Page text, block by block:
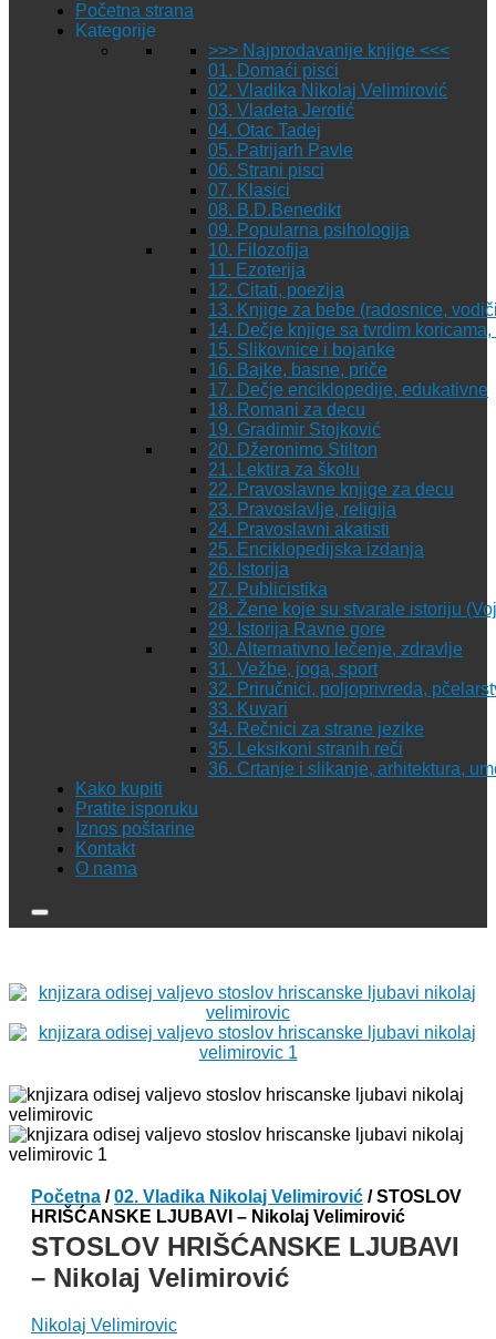
Početna strana
Kategorije
>>> Najprodavanije knjige <<<
01. Domaći pisci
02. Vladika Nikolaj Velimirović
03. Vladeta Jerotić
04. Otac Tadej
05. Patrijarh Pavle
06. Strani pisci
07. Klasici
08. B.D.Benedikt
09. Popularna psihologija
10. Filozofija
11. Ezoterija
12. Citati, poezija
13. Knjige za bebe (radosnice,
14. Dečje knjige sa tvrdim
15. Slikovnice i bojanke
16. Bajke, basne, priče
17. Dečje enciklopedije, edukativne
18. Romani za decu
19. Gradimir Stojković
20. Džeronimo Stilton
21. Lektira za školu
22. Pravoslavne knjige za decu
23. Pravoslavlje, religija
24. Pravoslavni akatisti
25. Enciklopedijska izdanja
26. Istorija
27. Publicistika
28. Žene koje su stvarale istoriju
29. Istorija Ravne gore
30. Alternativno lečenje, zdravlje
31. Vežbe, joga, sport
32. Priručnici, poljoprivreda,
33. Kuvari
34. Rečnici za strane jezike
35. Leksikoni stranih reči
36. Crtanje i slikanje, arhitektura,
Kako kupiti
Pratite isporuku
Iznos poštarine
Kontakt
O nama
Početna /02. Vladika Nikolaj Velimirović / STOSLOV
HRIŠĆANSKE LJUBAVI – Nikolaj Velimirović
STOSLOV HRIŠĆANSKE LJUBAVI
– Nikolaj Velimirović
Nikolaj Velimirovic